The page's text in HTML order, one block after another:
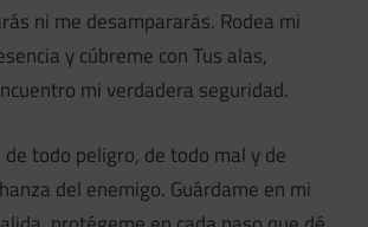
ni me desampararás. Rodea mi
y cúbreme con Tus alas,
mi verdadera seguridad.
de todo peligro, de todo mal y de
del enemigo. Guárdame en mi